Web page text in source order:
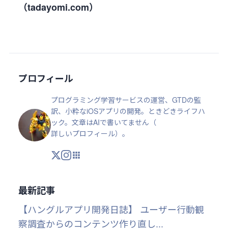
（tadayomi.com）
プロフィール
プログラミング学習サービスの運営、GTDの監
訳、小粋なiOSアプリの開発。ときどきライフハ
ック。文章はAIで書いてません（
詳しいプロフィール）。
X Instagram
アプリ・ツール
最新記事
【ハングルアプリ開発日誌】 ユーザー行動観
察調査からのコンテンツ作り直し...